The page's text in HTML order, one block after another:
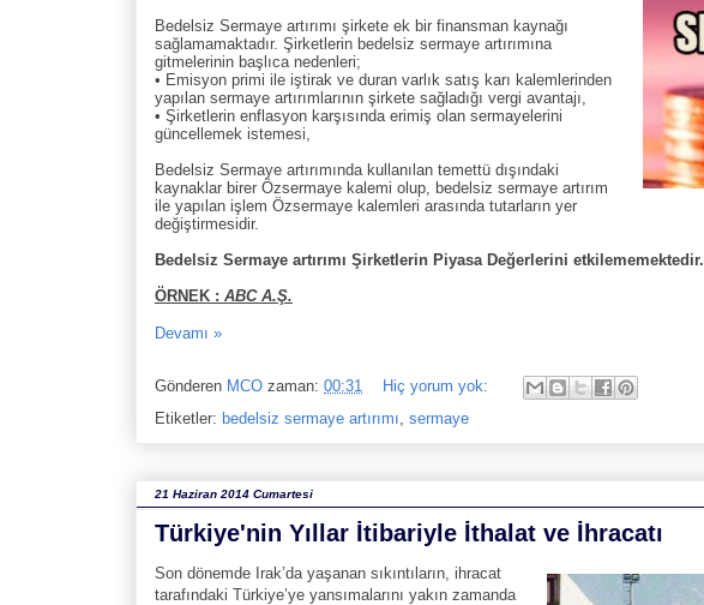
Bedelsiz Sermaye artırımı şirkete ek bir finansman kaynağı
sağlamamaktadır. Şirketlerin bedelsiz sermaye artırımına
gitmelerinin başlıca nedenleri;
• Emisyon primi ile iştirak ve duran varlık satış karı kalemlerinden
yapılan sermaye artırımlarının şirkete sağladığı vergi avantajı,
• Şirketlerin enflasyon karşısında erimiş olan sermayelerini
güncellemek istemesi,
Bedelsiz Sermaye artırımında kullanılan temettü dışındaki
kaynaklar birer Özsermaye kalemi olup, bedelsiz sermaye artırım
ile yapılan işlem Özsermaye kalemleri arasında tutarların yer
değiştirmesidir.
Bedelsiz Sermaye artırımı Şirketlerin Piyasa Değerlerini etkilememektedir.
ÖRNEK : ABC A.Ş.
Devamı »
Gönderen MCO zaman: 00:31
Hiç yorum yok:
Etiketler: bedelsiz sermaye artırımı sermaye
21 Haziran 2014 Cumartesi
Türkiye'nin Yıllar İtibariyle İthalat ve İhracatı
Son dönemde Irak’da yaşanan sıkıntıların, ihracat
tarafındaki Türkiye’ye yansımalarını yakın zamanda